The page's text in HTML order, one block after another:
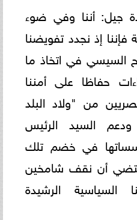
جيل: أننا وفي ضوء
فإننا إذ نجدد تفويضنا
السيسي في اتخاذ ما
حفاظا على أمننا
من "ولاد البلد
ودعم السيد الرئيس
في خضم تلك
أن نقف شامخين
السياسية الرشيدة